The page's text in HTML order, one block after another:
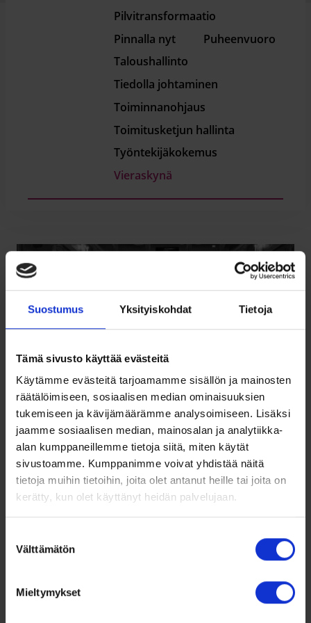
Suostumus Yksityiskohdat Tietoja
Tämä sivusto käyttää evästeitä
Käytämme evästeitä tarjoamamme sisällön ja mainosten
räätälöimiseen, sosiaalisen median ominaisuuksien
tukemiseen ja kävijämäärämme analysoimiseen. Lisäksi
jaamme sosiaalisen median, mainosalan ja analytiikka-
alan kumppaneillemme tietoja siitä, miten käytät
sivustoamme. Kumppanimme voivat yhdistää näitä
tietoja muihin tietoihin, joita olet antanut heille tai joita on
kerätty, kun olet käyttänyt heidän palvelujaan.
valinta
Välttämätön
Mieltymykset
Pilvitransformaatio
Pinnalla nyt
Puheenvuoro
Taloushallinto
Tiedolla johtaminen
Toiminnanohjaus
Toimitusketjun hallinta
Työntekijäkokemus
Vieraskynä
Attido jakautuu – kaikki
liiketoiminnat pääosan
esittäjiksi
Tarinamme alkoi lähes 20 vuotta sitten,
kun Fortum halusi ulkoistaa
taloushallinnon järjestelmien
ylläpitämisen ja kehittämisen
perustettavalle uudelle yhtiölle, Nordic
Solutionsille. […]